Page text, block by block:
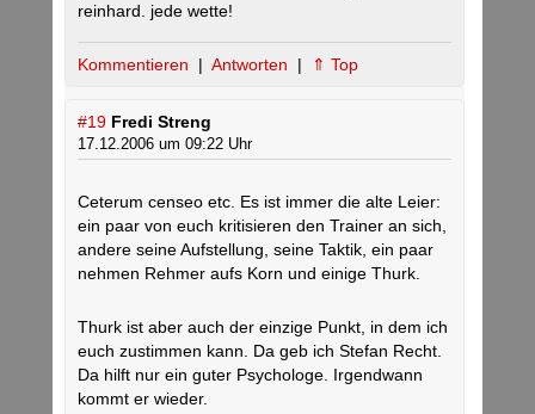
reinhard. jede wette!
Kommentieren | Antworten | ⇑ Top
#19 Fredi Streng
17.12.2006 um 09:22 Uhr
Ceterum censeo etc. Es ist immer die alte Leier:
ein paar von euch kritisieren den Trainer an sich,
andere seine Aufstellung, seine Taktik, ein paar
nehmen Rehmer aufs Korn und einige Thurk.
Thurk ist aber auch der einzige Punkt, in dem ich
euch zustimmen kann. Da geb ich Stefan Recht.
Da hilft nur ein guter Psychologe. Irgendwann
kommt er wieder.